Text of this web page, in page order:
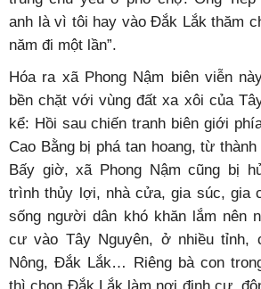
Đắk Lắk không?”
Tôi cười bảo tôi gần như thuộc hết
Nguyên rồi. Vậy là câu chuyện trở
nông tên là Nông Văn Tiếp, 68 tuổi,
Qua trò chuyện mới biết, xã
huyện Trùng Khánh gần như chủ
Nùng sinh sống. Có người Kinh nữa
trung chủ yếu ở phố chợ. Ông
anh là vì tôi hay vào Đắk Lắk thăm
năm đi một lần”.
Hóa ra xã Phong Nậm biên viễn